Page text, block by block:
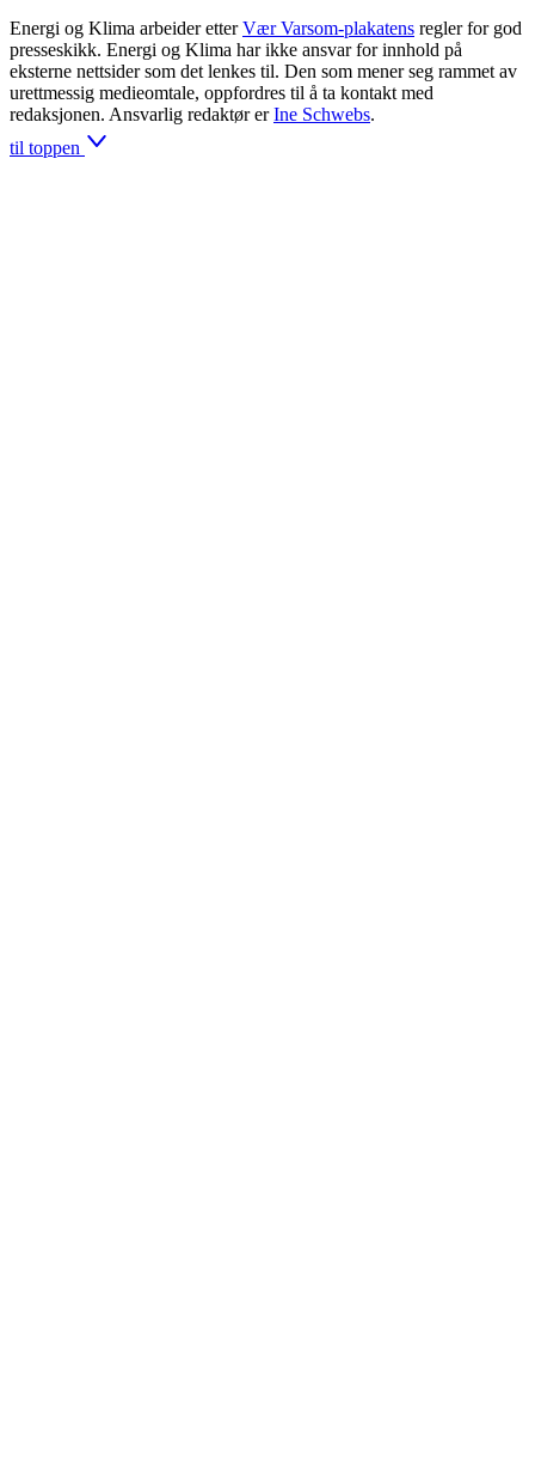
Energi og Klima arbeider etter Vær Varsom-plakatens regler for god
presseskikk. Energi og Klima har ikke ansvar for innhold på
eksterne nettsider som det lenkes til. Den som mener seg rammet av
urettmessig medieomtale, oppfordres til å ta kontakt med
redaksjonen. Ansvarlig redaktør er Ine Schwebs.
til toppen